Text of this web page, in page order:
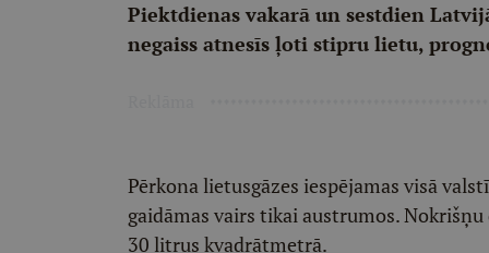
Piektdienas vakarā un sestdien
negaiss atnesīs ļoti stipru lietu,
Pērkona lietusgāzes iespējamas visā
gaidāmas vairs tikai austrumos.
30 litrus kvadrātmetrā.